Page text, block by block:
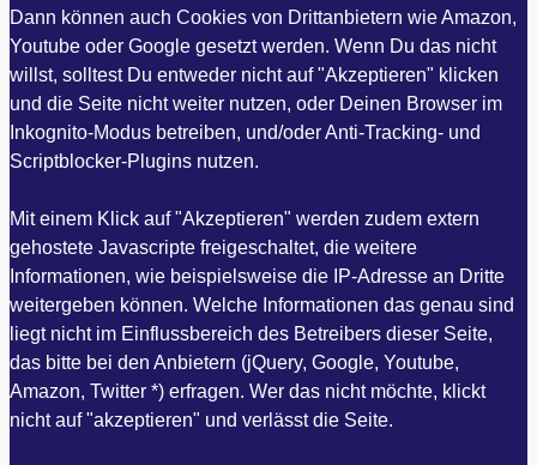
Dann können auch Cookies von Drittanbietern wie Amazon,
Youtube oder Google gesetzt werden. Wenn Du das nicht
willst, solltest Du entweder nicht auf "Akzeptieren" klicken
und die Seite nicht weiter nutzen, oder Deinen Browser im
Inkognito-Modus betreiben, und/oder Anti-Tracking- und
Scriptblocker-Plugins nutzen.
Mit einem Klick auf "Akzeptieren" werden zudem extern
gehostete Javascripte freigeschaltet, die weitere
Informationen, wie beispielsweise die IP-Adresse an Dritte
weitergeben können. Welche Informationen das genau sind
liegt nicht im Einflussbereich des Betreibers dieser Seite,
das bitte bei den Anbietern (jQuery, Google, Youtube,
Amazon, Twitter *) erfragen. Wer das nicht möchte, klickt
nicht auf "akzeptieren" und verlässt die Seite.